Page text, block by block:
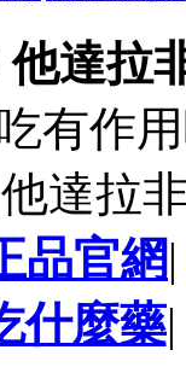
他達拉
有作
達拉
品官網
什麼藥